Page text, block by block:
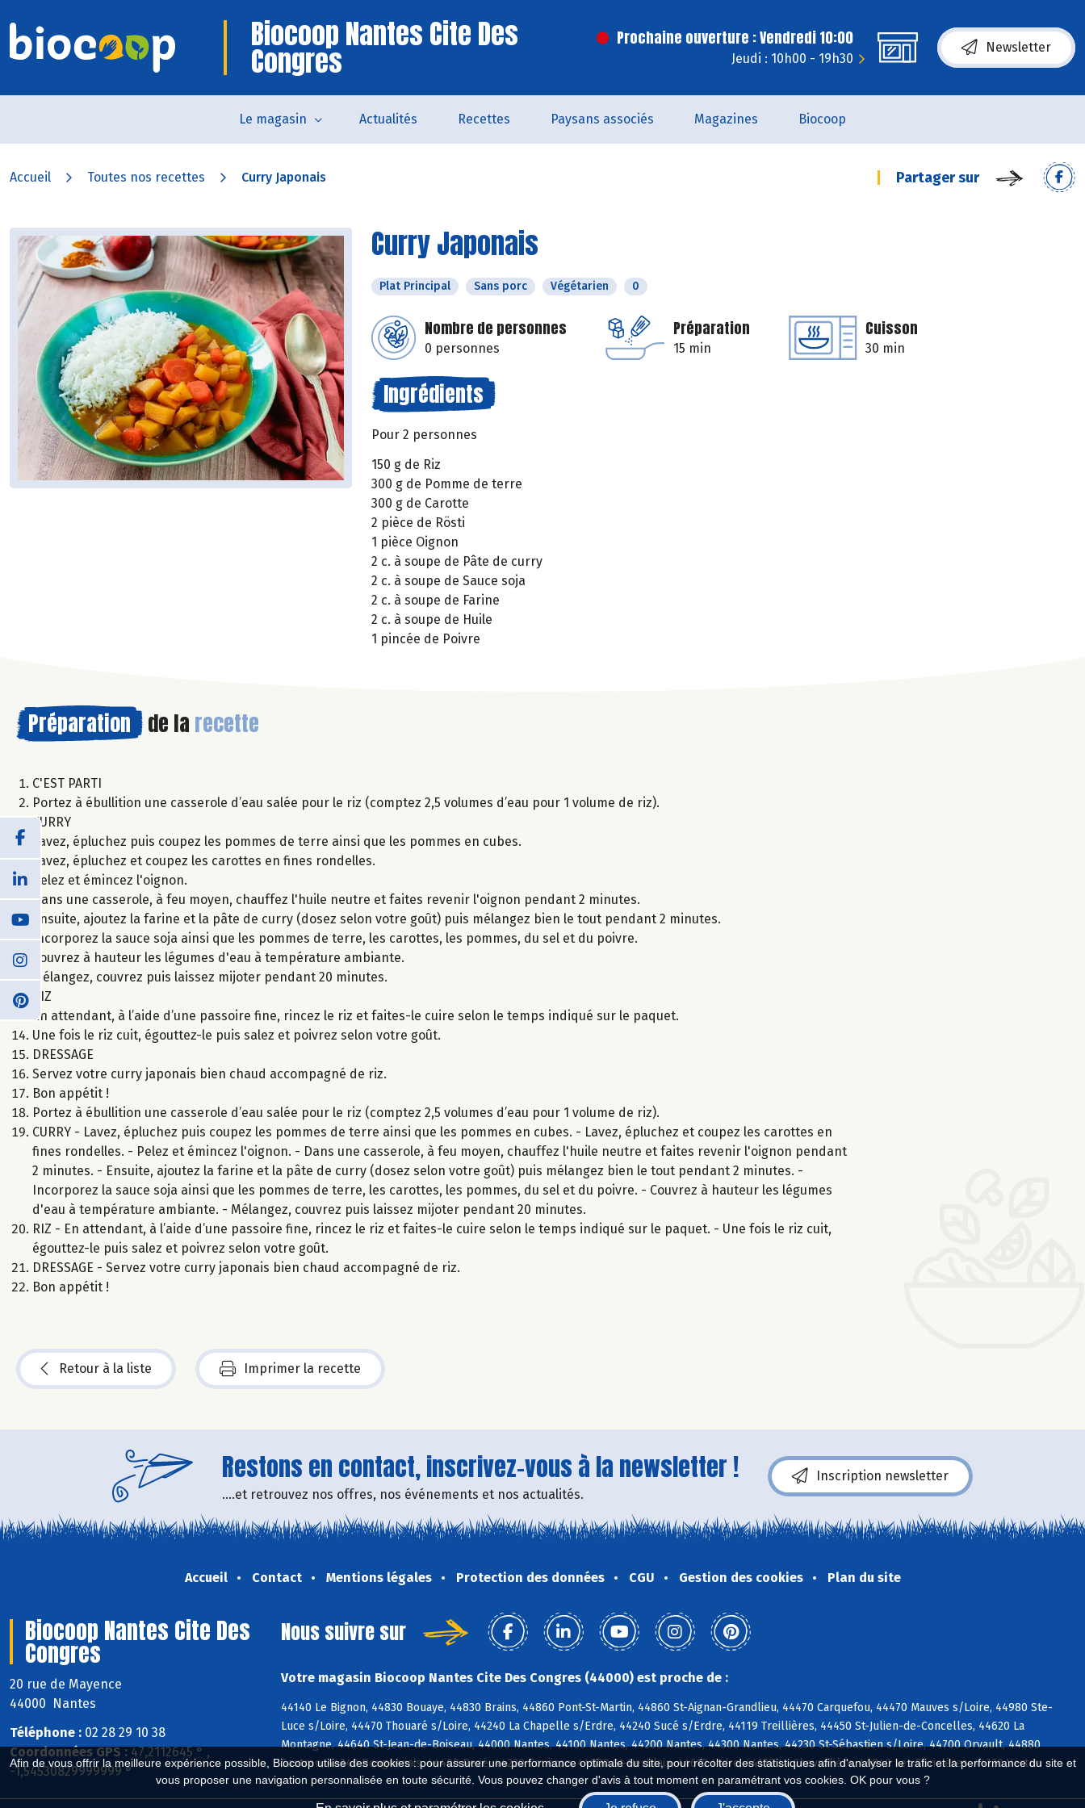
Afin de vous offrir la meilleure expérience possible, Biocoop utilise des cookies : pour assurer une performance optimale du site, pour récolter des statistiques afin d'analyser le trafic et la performance du site et
vous proposer une navigation personnalisée en toute sécurité. Vous pouvez changer d'avis à tout moment en paramétrant vos cookies. OK pour vous ?
Biocoop Nantes Cite Des
Congres
Prochaine ouverture : Vendredi 10:00
Jeudi : 10h00 - 19h30
Newsletter
Le magasin Actualités Recettes Paysans associés Magazines Biocoop
Accueil Toutes nos recettes Curry Japonais Partager sur
Curry Japonais
Plat Principal Sans porc Végétarien 0
Nombre de personnes
0 personnes
Préparation
15 min
Cuisson
30 min
Ingrédients
Pour 2 personnes
150 g de Riz
300 g de Pomme de terre
300 g de Carotte
2 pièce de Rösti
1 pièce Oignon
2 c. à soupe de Pâte de curry
2 c. à soupe de Sauce soja
2 c. à soupe de Farine
2 c. à soupe de Huile
1 pincée de Poivre
Préparation de la recette
C'EST PARTI
Portez à ébullition une casserole d’eau salée pour le riz (comptez 2,5 volumes d’eau pour 1 volume de riz).
CURRY
Lavez, épluchez puis coupez les pommes de terre ainsi que les pommes en cubes.
Lavez, épluchez et coupez les carottes en fines rondelles.
Pelez et émincez l'oignon.
Dans une casserole, à feu moyen, chauffez l'huile neutre et faites revenir l'oignon pendant 2 minutes.
Ensuite, ajoutez la farine et la pâte de curry (dosez selon votre goût) puis mélangez bien le tout pendant 2 minutes.
Incorporez la sauce soja ainsi que les pommes de terre, les carottes, les pommes, du sel et du poivre.
Couvrez à hauteur les légumes d'eau à température ambiante.
Mélangez, couvrez puis laissez mijoter pendant 20 minutes.
RIZ
En attendant, à l’aide d’une passoire fine, rincez le riz et faites-le cuire selon le temps indiqué sur le paquet.
Une fois le riz cuit, égouttez-le puis salez et poivrez selon votre goût.
DRESSAGE
Servez votre curry japonais bien chaud accompagné de riz.
Bon appétit !
Portez à ébullition une casserole d’eau salée pour le riz (comptez 2,5 volumes d’eau pour 1 volume de riz).
CURRY - Lavez, épluchez puis coupez les pommes de terre ainsi que les pommes en cubes. - Lavez, épluchez et coupez les carottes en
fines rondelles. - Pelez et émincez l'oignon. - Dans une casserole, à feu moyen, chauffez l'huile neutre et faites revenir l'oignon pendant
2 minutes. - Ensuite, ajoutez la farine et la pâte de curry (dosez selon votre goût) puis mélangez bien le tout pendant 2 minutes. -
Incorporez la sauce soja ainsi que les pommes de terre, les carottes, les pommes, du sel et du poivre. - Couvrez à hauteur les légumes
d'eau à température ambiante. - Mélangez, couvrez puis laissez mijoter pendant 20 minutes.
RIZ - En attendant, à l’aide d’une passoire fine, rincez le riz et faites-le cuire selon le temps indiqué sur le paquet. - Une fois le riz cuit,
égouttez-le puis salez et poivrez selon votre goût.
DRESSAGE - Servez votre curry japonais bien chaud accompagné de riz.
Bon appétit !
Retour à la liste Imprimer la recette
Restons en contact, inscrivez-vous à la newsletter !
....et retrouvez nos offres, nos événements et nos actualités.
Inscription newsletter
Accueil Contact Mentions légales Protection des données CGU Gestion des cookies Plan du site
Biocoop Nantes Cite Des
Congres
20 rue de Mayence
44000 Nantes
Téléphone : 02 28 29 10 38
Coordonnées GPS : 47,2112645 ° ,
-1,54530829999999 °
Nous suivre sur
Votre magasin Biocoop Nantes Cite Des Congres (44000) est proche de :
44140 Le Bignon, 44830 Bouaye, 44830 Brains, 44860 Pont-St-Martin, 44860 St-Aignan-Grandlieu, 44470 Carquefou, 44470 Mauves s/Loire, 44980 Ste-
Luce s/Loire, 44470 Thouaré s/Loire, 44240 La Chapelle s/Erdre, 44240 Sucé s/Erdre, 44119 Treillières, 44450 St-Julien-de-Concelles, 44620 La
Montagne, 44640 St-Jean-de-Boiseau, 44000 Nantes, 44100 Nantes, 44200 Nantes, 44300 Nantes, 44230 St-Sébastien s/Loire, 44700 Orvault, 44880
Sautron, 44340 Bouguenais, 44400 Rezé, 44220 Couëron, 44800 St-Herblain, 44610 Indre, 44118 La Chevrolière, 44840 Les Sorinières, 44120 Vertou